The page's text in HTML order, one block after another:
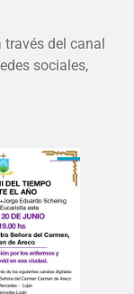
del canal
sociales,